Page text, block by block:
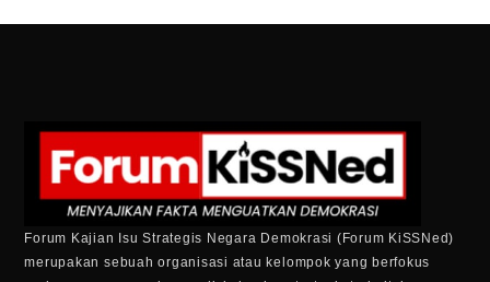
Forum Kajian Isu Strategis Negara Demokrasi (Forum KiSSNed)
merupakan sebuah organisasi atau kelompok yang berfokus